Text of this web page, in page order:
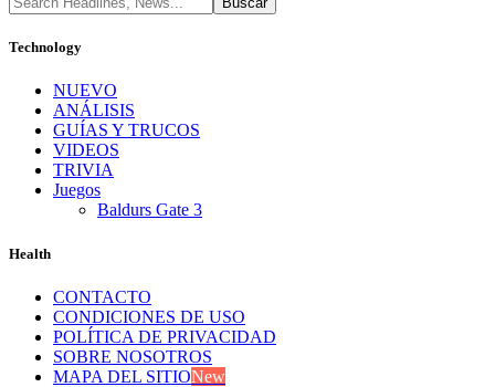
Technology
NUEVO
ANÁLISIS
GUÍAS Y TRUCOS
VIDEOS
TRIVIA
Juegos
Baldurs Gate 3
Health
CONTACTO
CONDICIONES DE USO
POLÍTICA DE PRIVACIDAD
SOBRE NOSOTROS
MAPA DEL SITIONew